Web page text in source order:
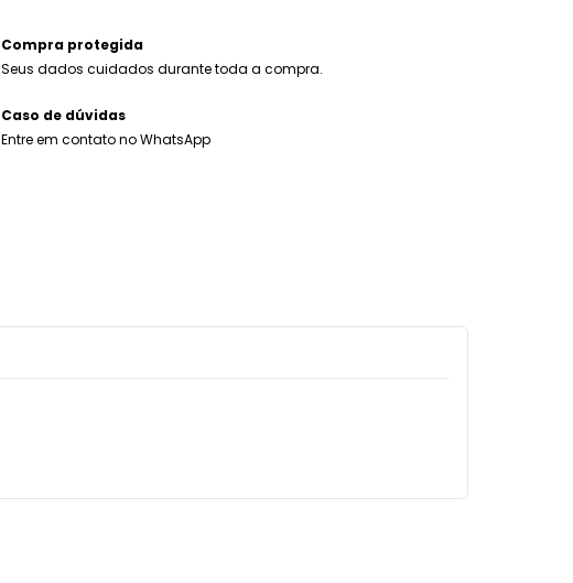
Compra protegida
Seus dados cuidados durante toda a compra.
Caso de dúvidas
Entre em contato no WhatsApp